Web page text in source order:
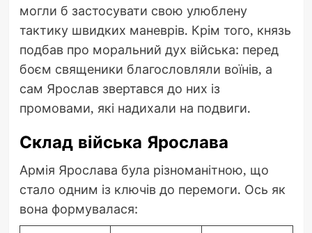
могли б застосувати свою улюблену
тактику швидких маневрів. Крім того, князь
подбав про моральний дух війська: перед
боєм священики благословляли воїнів, а
сам Ярослав звертався до них із
промовами, які надихали на подвиги.
Склад війська Ярослава
Армія Ярослава була різноманітною, що
стало одним із ключів до перемоги. Ось як
вона формувалася: